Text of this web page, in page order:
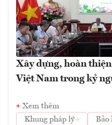
Xây dựng, hoàn
Việt Nam trong kỷ
Xem thêm
Khung pháp lý
Bảo